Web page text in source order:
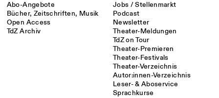
Abo-Angebote
Bücher, Zeitschriften, Musik
Open Access
TdZ Archiv
Jobs / Stellenmarkt
Podcast
Newsletter
Theater-Meldungen
TdZ on Tour
Theater-Premieren
Theater-Festivals
Theater-Verzeichnis
Autor:innen-Verzeichnis
Leser- & Aboservice
Sprachkurse